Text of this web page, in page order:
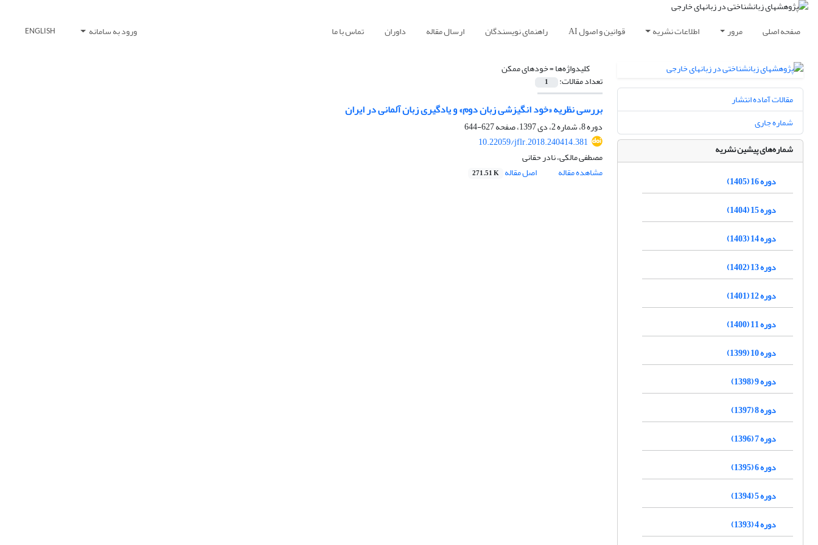
صفحه اصلی مرور اطلاعات نشریه قوانین و اصول AI راهنمای نویسندگان ارسال مقاله داوران تماس با ما ورود به سامانه ENGLISH
کلیدواژه‌ها =خودهای ممکن
تعداد مقالات: 1
بررسی نظریه «خود انگیزشی زبان دوم» و یادگیری زبان آلمانی در ایران
دوره 8، شماره 2، دی 1397، صفحه
627-644
10.22059/jflr.2018.240414.381
مصطفی مالکی، نادر حقانی
مشاهده مقاله
اصل مقاله 271.51 K
مقالات آماده انتشار
شماره جاری
شماره‌های پیشین نشریه
دوره 16 (1405)
دوره 15 (1404)
دوره 14 (1403)
دوره 13 (1402)
دوره 12 (1401)
دوره 11 (1400)
دوره 10 (1399)
دوره 9 (1398)
دوره 8 (1397)
دوره 7 (1396)
دوره 6 (1395)
دوره 5 (1394)
دوره 4 (1393)